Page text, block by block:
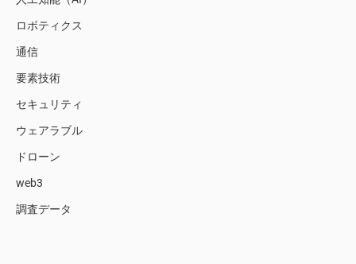
ロボティクス
通信
要素技術
セキュリティ
ウェアラブル
ドローン
web3
調査データ